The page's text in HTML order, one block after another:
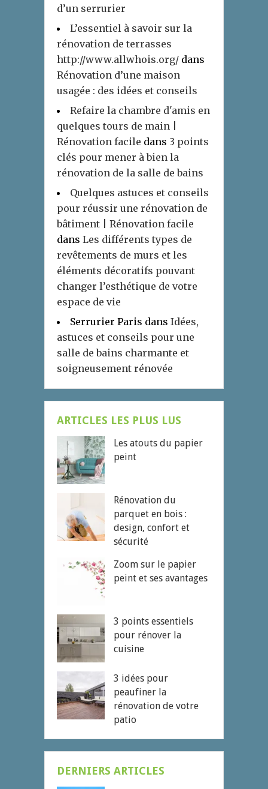
d’un serrurier
L’essentiel à savoir sur la
rénovation de terrasses
http://www.allwhois.org/ dans
Rénovation d’une maison
usagée : des idées et conseils
Refaire la chambre d'amis en
quelques tours de main |
Rénovation facile dans 3 points
clés pour mener à bien la
rénovation de la salle de bains
Quelques astuces et conseils
pour réussir une rénovation de
bâtiment | Rénovation facile
dans Les différents types de
revêtements de murs et les
éléments décoratifs pouvant
changer l’esthétique de votre
espace de vie
Serrurier Paris dans Idées,
astuces et conseils pour une
salle de bains charmante et
soigneusement rénovée
ARTICLES LES PLUS LUS
Les atouts du papier
peint
Rénovation du
parquet en bois :
design, confort et
sécurité
Zoom sur le papier
peint et ses avantages
3 points essentiels
pour rénover la
cuisine
3 idées pour
peaufiner la
rénovation de votre
patio
DERNIERS ARTICLES